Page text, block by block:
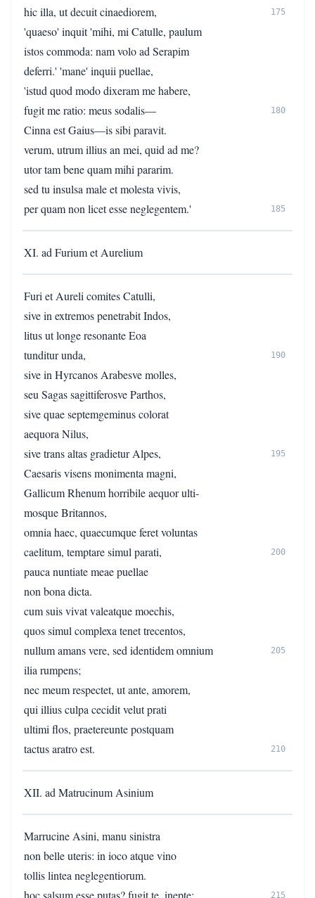
hic illa, ut decuit cinaediorem,
175
'quaeso' inquit 'mihi, mi Catulle, paulum
istos commoda: nam volo ad Serapim
deferri.' 'mane' inquii puellae,
'istud quod modo dixeram me habere,
fugit me ratio: meus sodalis—
180
Cinna est Gaius—is sibi paravit.
verum, utrum illius an mei, quid ad me?
utor tam bene quam mihi pararim.
sed tu insulsa male et molesta vivis,
per quam non licet esse neglegentem.'
185
XI. ad Furium et Aurelium
Furi et Aureli comites Catulli,
sive in extremos penetrabit Indos,
litus ut longe resonante Eoa
tunditur unda,
190
sive in Hyrcanos Arabesve molles,
seu Sagas sagittiferosve Parthos,
sive quae septemgeminus colorat
aequora Nilus,
sive trans altas gradietur Alpes,
195
Caesaris visens monimenta magni,
Gallicum Rhenum horribile aequor ulti-
mosque Britannos,
omnia haec, quaecumque feret voluntas
caelitum, temptare simul parati,
200
pauca nuntiate meae puellae
non bona dicta.
cum suis vivat valeatque moechis,
quos simul complexa tenet trecentos,
nullum amans vere, sed identidem omnium
205
ilia rumpens;
nec meum respectet, ut ante, amorem,
qui illius culpa cecidit velut prati
ultimi flos, praetereunte postquam
tactus aratro est.
210
XII. ad Matrucinum Asinium
Marrucine Asini, manu sinistra
non belle uteris: in ioco atque vino
tollis lintea neglegentiorum.
hoc salsum esse putas? fugit te, inepte:
215